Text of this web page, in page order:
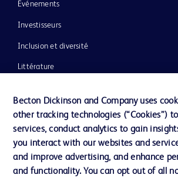
Événements
Investisseurs
Inclusion et diversité
Littérature
Notre entreprise
Éthique et conformité
Assistance
Becton Dickinson and Company uses
other tracking technologies (“Cookies”)
services, conduct analytics to gain
you interact with our websites and
and improve advertising, and enhance
and functionality. You can opt out of all